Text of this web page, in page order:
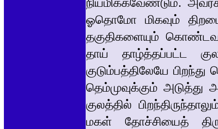
ஓதொமோ மிகவும்
தகுதிகளையும்
தாய் தாழ்த்தப்பட்ட
குடும்பத்திலேயே
தெம்முவுக்கும்
குலத்தில்
மகள் தோச்சியைத்